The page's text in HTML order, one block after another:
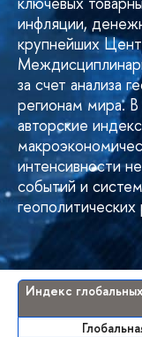
инфляции,
крупнейших
за счет анализа
регионам мира. В
авторские
интенсивности
событий и
Индекс